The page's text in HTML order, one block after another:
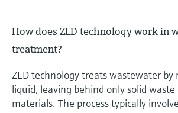
How does ZLD technology work in
treatment?
ZLD technology treats wastewater by
liquid, leaving behind only solid waste
materials. The process typically